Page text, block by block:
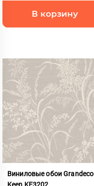
В корзину
Виниловые обои Grandeco